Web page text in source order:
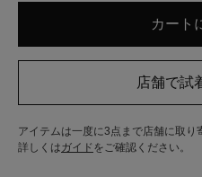
アイテムは一度に3点まで店舗に取り
詳しくはガイド をご確認ください。